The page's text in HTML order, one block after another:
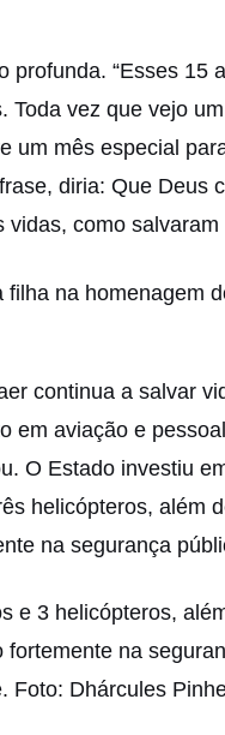
profunda. “Esses
Toda vez que vejo
um mês especial
diria: Que
como salvaram
na homenagem
continua a salvar
em aviação e
O Estado investiu
helicópteros, além
na segurança
e 3 helicópteros,
na
Foto: Dhárcules